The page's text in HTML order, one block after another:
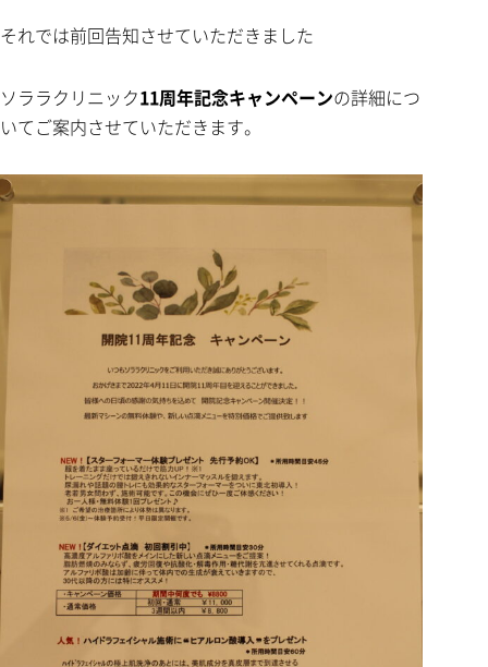
それでは前回告知させていただきました
ソララクリニック11周年記念キャンペーンの詳細につ
いてご案内させていただきます。